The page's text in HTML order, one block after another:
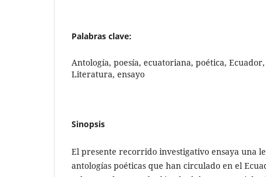
Palabras clave:
Antología, poesía, ecuatoriana, poética,
Literatura, ensayo
Sinopsis
El presente recorrido investigativo ensaya una
antologías poéticas que han circulado en el